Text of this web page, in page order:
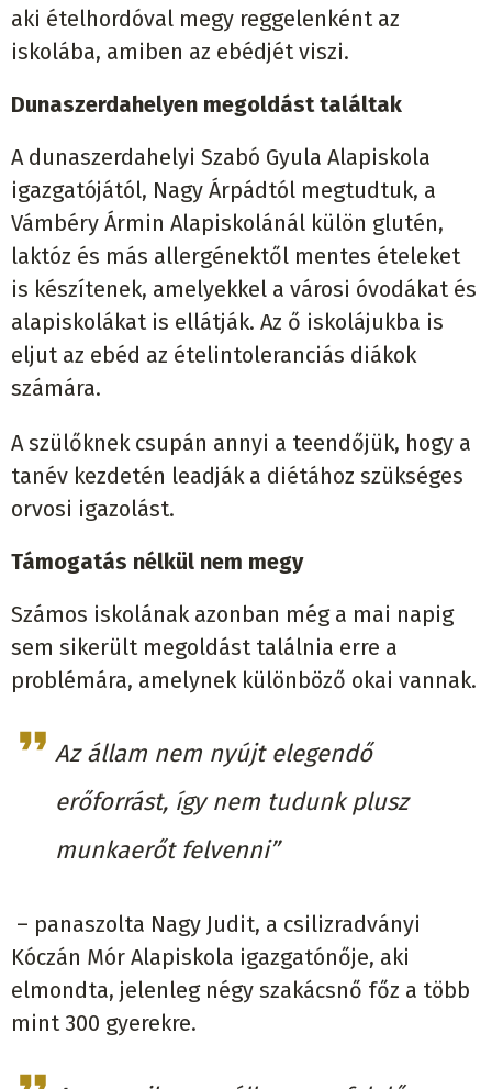
aki ételhordóval megy reggelenként az
iskolába, amiben az ebédjét viszi.
Dunaszerdahelyen megoldást találtak
A dunaszerdahelyi Szabó Gyula Alapiskola
igazgatójától, Nagy Árpádtól megtudtuk, a
Vámbéry Ármin Alapiskolánál külön glutén,
laktóz és más allergénektől mentes ételeket
is készítenek, amelyekkel a városi óvodákat és
alapiskolákat is ellátják. Az ő iskolájukba is
eljut az ebéd az ételintoleranciás diákok
számára.
A szülőknek csupán annyi a teendőjük, hogy a
tanév kezdetén leadják a diétához szükséges
orvosi igazolást.
Támogatás nélkül nem megy
Számos iskolának azonban még a mai napig
sem sikerült megoldást találnia erre a
problémára, amelynek különböző okai vannak.
Az állam nem nyújt elegendő
erőforrást, így nem tudunk plusz
munkaerőt felvenni”
– panaszolta Nagy Judit, a csilizradványi
Kóczán Mór Alapiskola igazgatónője, aki
elmondta, jelenleg négy szakácsnő főz a több
mint 300 gyerekre.